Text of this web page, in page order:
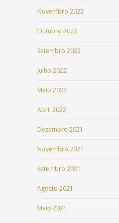
Novembro 2022
Outubro 2022
Setembro 2022
Julho 2022
Maio 2022
Abril 2022
Dezembro 2021
Novembro 2021
Setembro 2021
Agosto 2021
Maio 2021